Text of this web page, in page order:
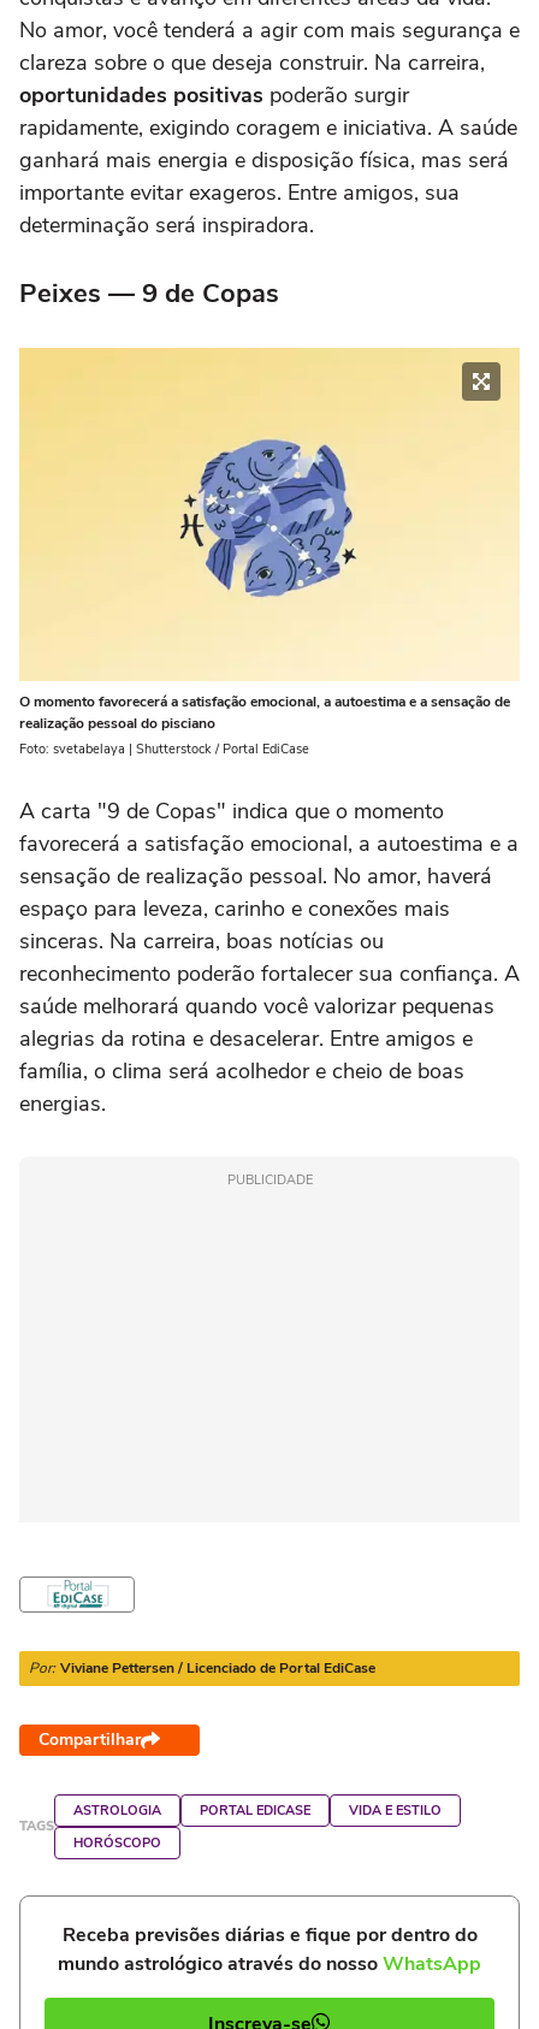
No amor, você tenderá a agir com mais segurança e
clareza sobre o que deseja construir. Na carreira,
oportunidades positivas poderão surgir
rapidamente, exigindo coragem e iniciativa. A saúde
ganhará mais energia e disposição física, mas será
importante evitar exageros. Entre amigos, sua
determinação será inspiradora.
Peixes — 9 de Copas
O momento favorecerá a satisfação emocional, a autoestima e a sensação de
realização pessoal do pisciano
Foto: svetabelaya | Shutterstock / Portal EdiCase
A carta "9 de Copas" indica que o momento
favorecerá a satisfação emocional, a autoestima e a
sensação de realização pessoal. No amor, haverá
espaço para leveza, carinho e conexões mais
sinceras. Na carreira, boas notícias ou
reconhecimento poderão fortalecer sua confiança. A
saúde melhorará quando você valorizar pequenas
alegrias da rotina e desacelerar. Entre amigos e
família, o clima será acolhedor e cheio de boas
energias.
PUBLICIDADE
Por: Viviane Pettersen / Licenciado de Portal EdiCase
Compartilhar
TAGS
ASTROLOGIA PORTAL EDICASE
VIDA E ESTILO
HORÓSCOPO
Receba previsões diárias e fique por dentro do
mundo astrológico através do nossoWhatsApp